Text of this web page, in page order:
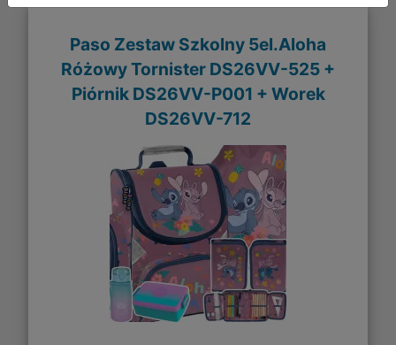
Paso Zestaw Szkolny 5el.Aloha
Różowy Tornister DS26VV-525 +
Piórnik DS26VV-P001 + Worek
DS26VV-712